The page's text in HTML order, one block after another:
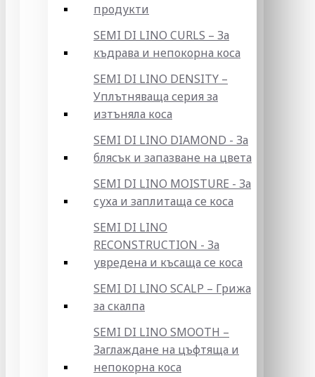
продукти
SEMI DI LINO CURLS – За
къдрава и непокорна коса
SEMI DI LINO DENSITY –
Уплътняваща серия за
изтъняла коса
SEMI DI LINO DIAMOND - За
блясък и запазване на цвета
SEMI DI LINO MOISTURE - За
суха и заплитаща се коса
SEMI DI LINO
RECONSTRUCTION - За
увредена и късаща се коса
SEMI DI LINO SCALP – Грижа
за скалпа
SEMI DI LINO SMOOTH –
Заглаждане на цъфтяща и
непокорна коса